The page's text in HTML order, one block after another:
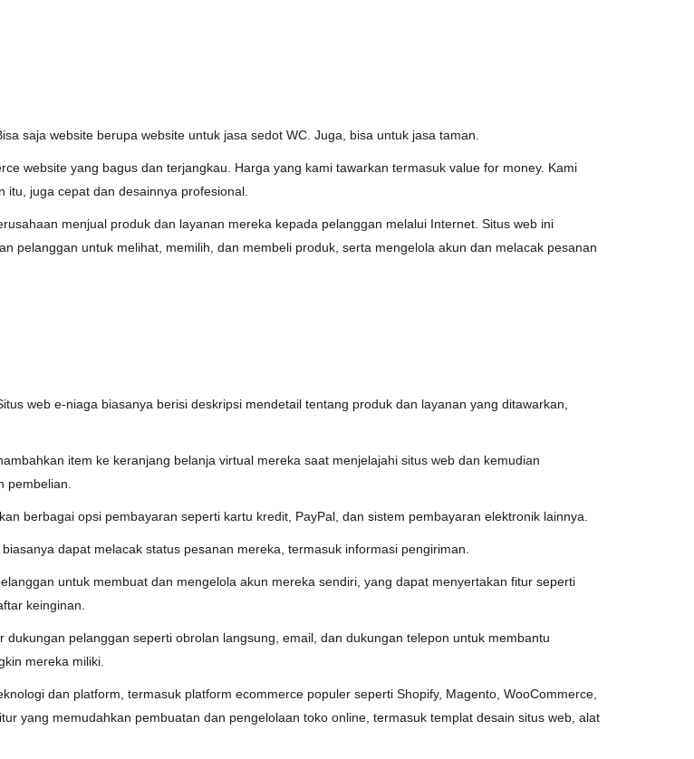
saja website berupa website untuk jasa sedot WC. Juga, bisa untuk jasa taman.
website yang bagus dan terjangkau. Harga yang kami tawarkan termasuk value for money. Kami
itu, juga cepat dan desainnya profesional.
menjual produk dan layanan mereka kepada pelanggan melalui Internet. Situs web ini
pelanggan untuk melihat, memilih, dan membeli produk, serta mengelola akun dan melacak pesanan
web e-niaga biasanya berisi deskripsi mendetail tentang produk dan layanan yang ditawarkan,
item ke keranjang belanja virtual mereka saat menjelajahi situs web dan kemudian
pembelian.
berbagai opsi pembayaran seperti kartu kredit, PayPal, dan sistem pembayaran elektronik lainnya.
dapat melacak status pesanan mereka, termasuk informasi pengiriman.
untuk membuat dan mengelola akun mereka sendiri, yang dapat menyertakan fitur seperti
keinginan.
pelanggan seperti obrolan langsung, email, dan dukungan telepon untuk membantu
mereka miliki.
dan platform, termasuk platform ecommerce populer seperti Shopify, Magento, WooCommerce,
yang memudahkan pembuatan dan pengelolaan toko online, termasuk templat desain situs web, alat